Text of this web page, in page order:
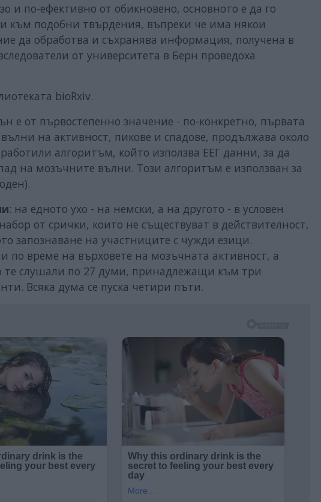
и по-ефективно от обикновено, основното е да го
към подобни твърдения, въпреки че има някои
да обработва и съхранява информация, получена в
от университета в Берн проведоха
bioRxiv.
е от първостепенно значение - по-конкретно, първата
на активност, пикове и спадове, продължава около
алгоритъм, който използва ЕЕГ данни, за да
на мозъчните вълни. Този алгоритъм е използван за
: на едното ухо - на немски, а на другото - в условен
от срички, които не съществуват в действителност,
запознаване на участниците с чужди езици.
по време на върховете на мозъчната активност, а
те слушали по 27 думи, принадлежащи към три
Всяка дума се пуска четири пъти.